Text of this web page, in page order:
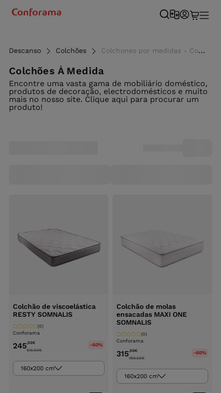
Descanso Colchões Colchones por medidas - Conforama
Colchões À Medida
Encontre uma vasta gama de mobiliário doméstico,
produtos de decoração, electrodomésticos e muito
mais no nosso site. Clique aqui para procurar um
produto!
Colchão de viscoelástica
RESTY SOMNALIS
Conforama
(0)
245,50€
615.50€
-60%
160x200 cm
Colchão de molas
ensacadas MAXI ONE
SOMNALIS
Conforama
(0)
315,50€
789.50€
-60%
160x200 cm